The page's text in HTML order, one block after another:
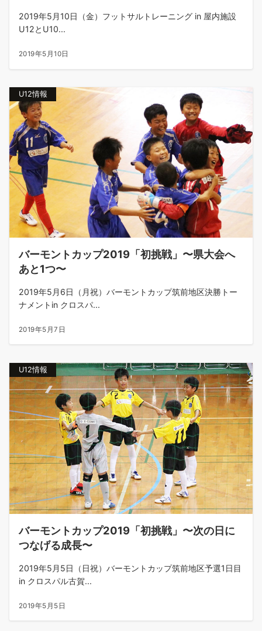
2019年5月10日（金）フットサルトレーニング in 屋内施設
U12とU10...
2019年5月10日
U12情報
バーモントカップ2019「初挑戦」〜県大会へ
あと1つ〜
2019年5月6日（月祝）バーモントカップ筑前地区決勝トー
ナメントin クロスパ...
2019年5月7日
U12情報
バーモントカップ2019「初挑戦」〜次の日に
つなげる成長〜
2019年5月5日（日祝）バーモントカップ筑前地区予選1日目
in クロスパル古賀...
2019年5月5日